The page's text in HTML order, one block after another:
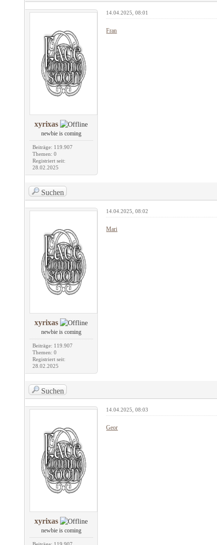
xyrixas
newbie is coming
Beiträge: 119.907
Themen: 0
Registriert seit:
28.02.2025
14.04.2025, 08:01
Fran
Suchen
xyrixas
newbie is coming
Beiträge: 119.907
Themen: 0
Registriert seit:
28.02.2025
14.04.2025, 08:02
Mari
Suchen
xyrixas
newbie is coming
14.04.2025, 08:03
Geor